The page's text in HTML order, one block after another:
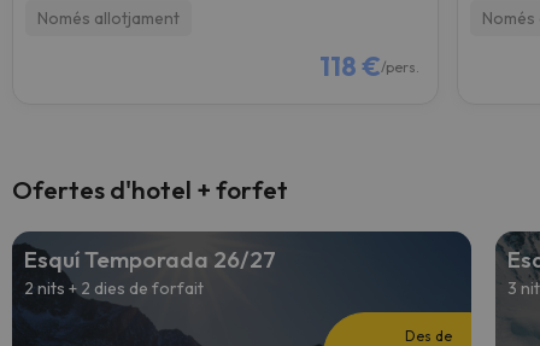
Només allotjament
118 €/pers.
Ofertes d'hotel + forfet
Esquí Temporada 26/27
2 nits + 2 dies de forfait
Des de
3